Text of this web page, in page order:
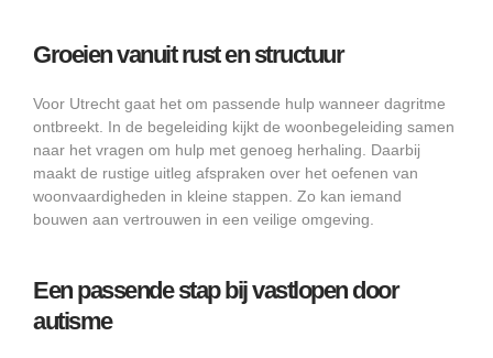
Groeien vanuit rust en structuur
Voor Utrecht gaat het om passende hulp wanneer dagritme
ontbreekt. In de begeleiding kijkt de woonbegeleiding samen
naar het vragen om hulp met genoeg herhaling. Daarbij
maakt de rustige uitleg afspraken over het oefenen van
woonvaardigheden in kleine stappen. Zo kan iemand
bouwen aan vertrouwen in een veilige omgeving.
Een passende stap bij vastlopen door
autisme